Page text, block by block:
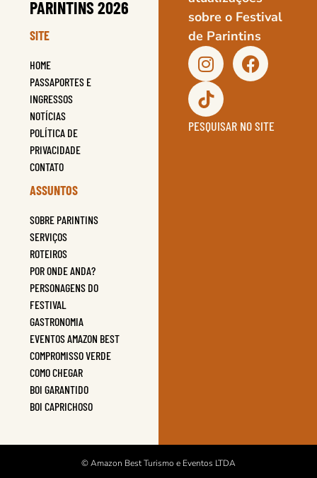
PARINTINS 2026
SITE
HOME
PASSAPORTES E
INGRESSOS
NOTÍCIAS
POLÍTICA DE
PRIVACIDADE
CONTATO
ASSUNTOS
SOBRE PARINTINS
SERVIÇOS
ROTEIROS
POR ONDE ANDA?
PERSONAGENS DO
FESTIVAL
GASTRONOMIA
EVENTOS AMAZON BEST
COMPROMISSO VERDE
COMO CHEGAR
BOI GARANTIDO
BOI CAPRICHOSO
sobre o Festival
de Parintins
PESQUISAR NO SITE
© Amazon Best Turismo e Eventos LTDA